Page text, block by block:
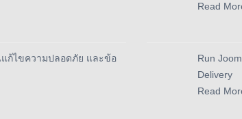
แก้ไขความปลอดภัย และข้อ
Read
Run
Delivery
Read